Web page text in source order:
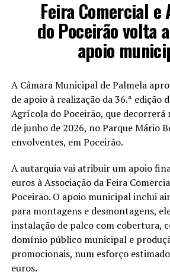
Feira Comercial
do Poceirão volta
apoio
A Câmara Municipal de Palmela
de apoio à realização da 36.ª edição
Agrícola do Poceirão, que decorrerá
de junho de 2026, no Parque Mário
envolventes, em Poceirão.
A autarquia vai atribuir um apoio
euros à Associação da Feira
Poceirão. O apoio municipal inclui
para montagens e desmontagens,
instalação de palco com cobertura,
domínio público municipal e
promocionais, num esforço
euros.